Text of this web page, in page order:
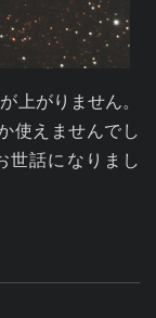
上がりません。
使えませんでし
世話になりまし